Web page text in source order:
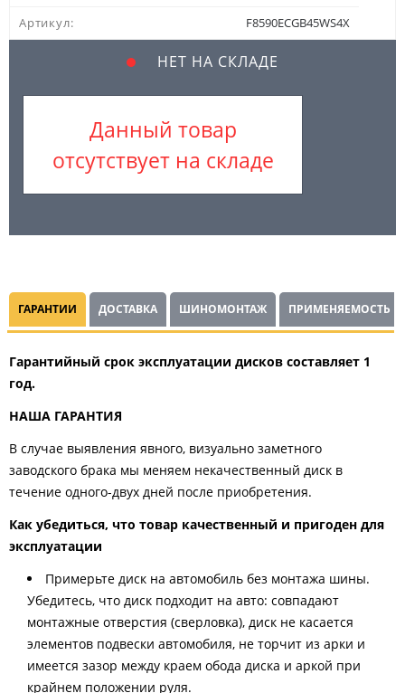
Артикул:
F8590ECGB45WS4X
НЕТ НА СКЛАДЕ
Данный товар
отсутствует на складе
ГАРАНТИИ ДОСТАВКА ШИНОМОНТАЖ ПРИМЕНЯЕМОСТЬ
Гарантийный срок эксплуатации дисков составляет 1
год.
НАША ГАРАНТИЯ
В случае выявления явного, визуально заметного
заводского брака мы меняем некачественный диск в
течение одного-двух дней после приобретения.
Как убедиться, что товар качественный и пригоден для
эксплуатации
Примерьте диск на автомобиль без монтажа шины.
Убедитесь, что диск подходит на авто: совпадают
монтажные отверстия (сверловка), диск не касается
элементов подвески автомобиля, не торчит из арки и
имеется зазор между краем обода диска и аркой при
крайнем положении руля.